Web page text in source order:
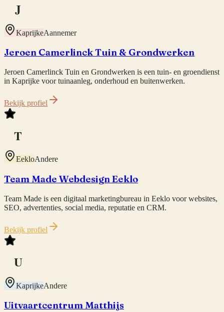
J
KaprijkeAannemer
Jeroen Camerlinck Tuin & Grondwerken
Jeroen Camerlinck Tuin en Grondwerken is een tuin- en groendienst
in Kaprijke voor tuinaanleg, onderhoud en buitenwerken.
Bekijk profiel
T
EekloAndere
Team Made Webdesign Eeklo
Team Made is een digitaal marketingbureau in Eeklo voor websites,
SEO, advertenties, social media, reputatie en CRM.
Bekijk profiel
U
KaprijkeAndere
Uitvaartcentrum Matthijs